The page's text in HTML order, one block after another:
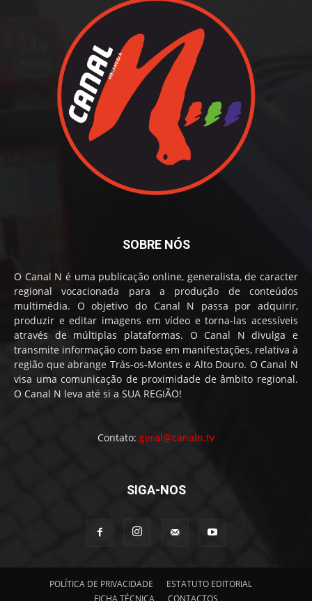
SOBRE NÓS
O Canal N é uma publicação online, generalista, de caracter
regional vocacionada para a produção de conteúdos
multimédia. O objetivo do Canal N passa por adquirir,
produzir e editar imagens em vídeo e torna-las acessíveis
através de múltiplas plataformas. O Canal N divulga e
transmite informação com base em manifestações, relativa à
região que abrange Trás-os-Montes e Alto Douro. O Canal N
visa uma comunicação de proximidade de âmbito regional.
O Canal N leva até si a SUA REGIÃO!
Contato: geral@canaln.tv
SIGA-NOS
POLÍTICA DE PRIVACIDADE
ESTATUTO EDITORIAL
FICHA TÉCNICA
CONTACTOS